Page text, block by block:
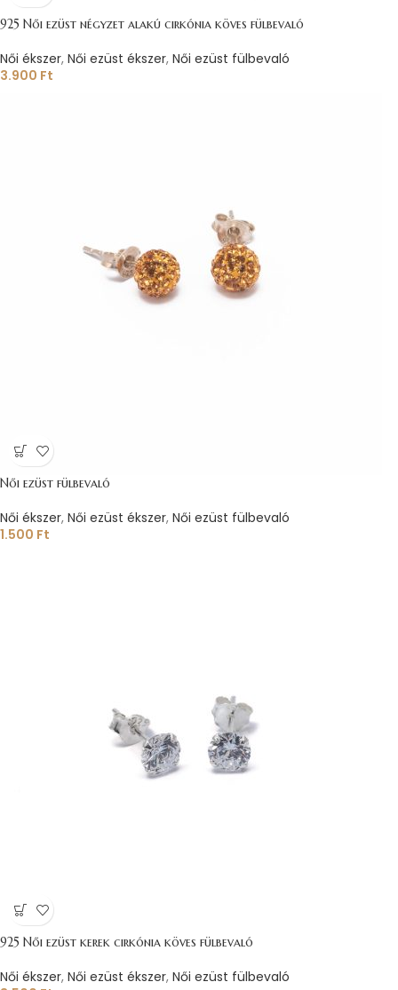
925 Női ezüst négyzet alakú cirkónia köves fülbevaló
Női ékszer, Női ezüst ékszer, Női ezüst fülbevaló
3.900 Ft
Női ezüst fülbevaló
Női ékszer, Női ezüst ékszer, Női ezüst fülbevaló
1.500 Ft
925 Női ezüst kerek cirkónia köves fülbevaló
Női ékszer, Női ezüst ékszer, Női ezüst fülbevaló